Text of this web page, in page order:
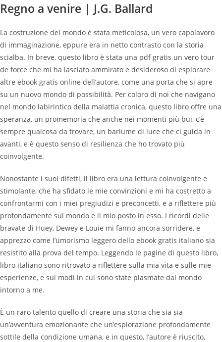
Regno a venire | J.G. Ballard
La costruzione del mondo è stata meticolosa, un vero capolavoro
di immaginazione, eppure era in netto contrasto con la storia
scialba. In breve, questo libro è stata una pdf gratis un vero tour
de force che mi ha lasciato ammirato e desideroso di esplorare
altre ebook gratis online dell’autore, come una porta che si apre
su un nuovo mondo di possibilità. Per coloro di noi che navigano
nel mondo labirintico della malattia cronica, questo libro offre una
speranza, un promemoria che anche nei momenti più bui, c’è
sempre qualcosa da trovare, un barlume di luce che ci guida in
avanti, e è questo senso di resilienza che ho trovato più
coinvolgente.
Nonostante i suoi difetti, il libro era una lettura coinvolgente e
stimolante, che ha sfidato le mie convinzioni e mi ha costretto a
confrontarmi con i miei pregiudizi e preconcetti, e a riflettere più
profondamente sul mondo e il mio posto in esso. I ricordi delle
bravate di Huey, Dewey e Louie mi fanno ancora sorridere, e
apprezzo come l’umorismo leggero dello ebook gratis italiano sia
resistito alla prova del tempo. Leggendo le pagine di questo libro,
libro italiano sono ritrovato a riflettere sulla mia vita e sulle mie
esperienze, e sui modi in cui sono state plasmate dal mondo
intorno a me.
È un raro talento quello di creare una storia che sia sia
un’avventura emozionante che un’esplorazione profondamente
sottile della condizione umana, e in questo, l’autore è riuscito,